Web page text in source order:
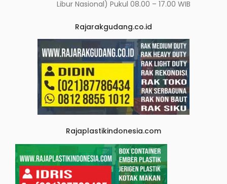
Libur Nasional) Pukul 08.00 – 17.00 WIB
Rajarakgudang.co.id
Rajaplastikindonesia.com